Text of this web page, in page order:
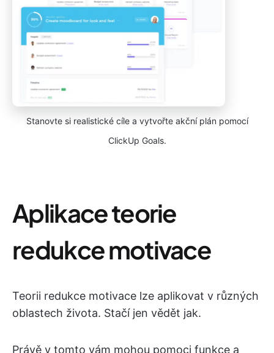
Stanovte si realistické cíle a vytvořte akční plán pomocí
ClickUp Goals.
Aplikace teorie
redukce motivace
Teorii redukce motivace lze aplikovat v různých
oblastech života. Stačí jen vědět jak.
Právě v tomto vám mohou pomoci funkce a